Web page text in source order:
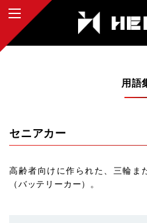
用語
セニアカー
高齢者向けに作られた、三輪ま
（バッテリーカー）。